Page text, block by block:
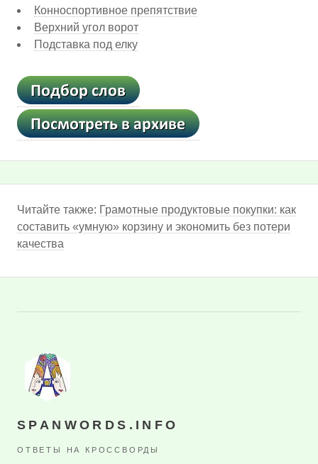
Конноспортивное препятствие
Верхний угол ворот
Подставка под елку
Читайте также: Грамотные продуктовые покупки: как
составить «умную» корзину и экономить без потери
качества
SPANWORDS.INFO
ОТВЕТЫ НА КРОССВОРДЫ